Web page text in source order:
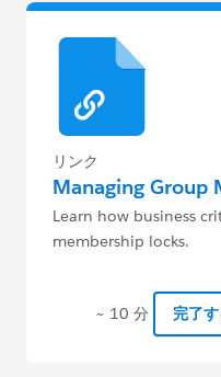
リンク
Managing Group
Learn how business
membership locks.
~ 10 分 完了